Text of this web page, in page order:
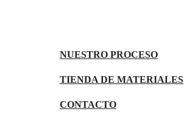
NUESTRO PROCESO
TIENDA DE MATERIALES
CONTACTO